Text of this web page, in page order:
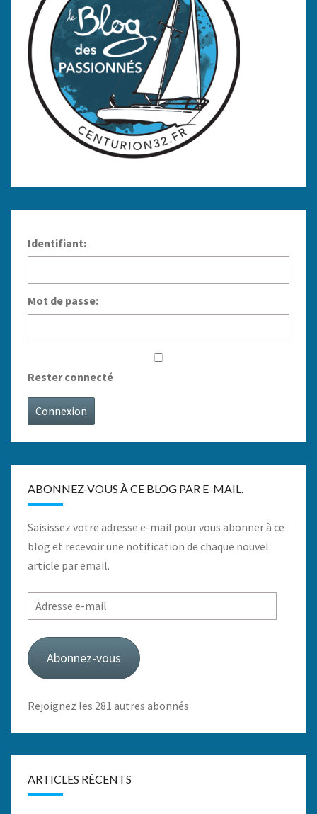
Identifiant:
Mot de passe:
Rester connecté
Connexion
ABONNEZ-VOUS À CE BLOG PAR E-MAIL.
Saisissez votre adresse e-mail pour vous abonner à ce
blog et recevoir une notification de chaque nouvel
article par email.
Adresse
e-
mail
Abonnez-vous
Rejoignez les 281 autres abonnés
ARTICLES RÉCENTS